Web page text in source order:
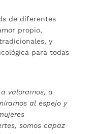
de diferentes
propio,
y
para todas
valorarnos, a
al espejo y
somos capaz